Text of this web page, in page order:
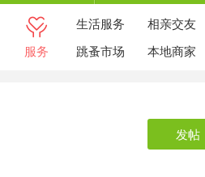
服务
生活服务
相亲交友
跳蚤市场
本地商家
发帖